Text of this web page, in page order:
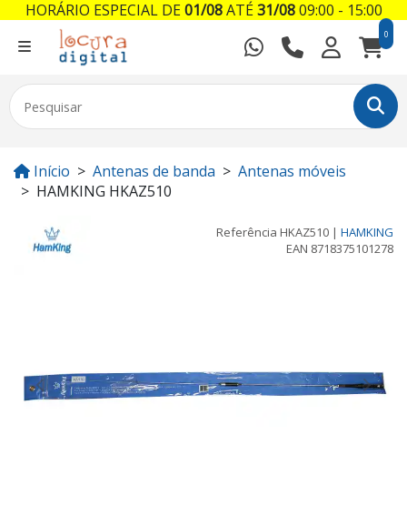
0
Início Antenas de banda
Antenas móveis
HAMKING HKAZ510
Referência HKAZ510 | HAMKING
EAN 8718375101278
Previous Next
HORÁRIO ESPECIAL DE01/08ATÉ31/0809:00 - 15:00